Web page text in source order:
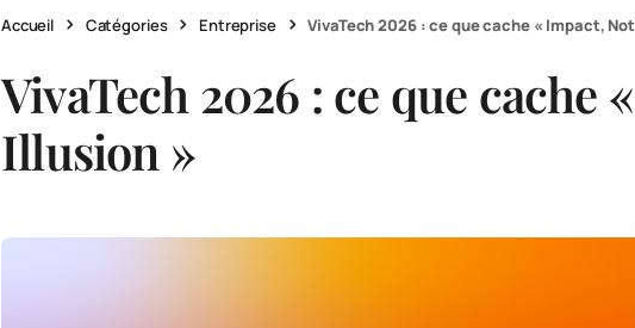
Accueil Catégories Entreprise VivaTech 2026 : ce que cache « Impact,
VivaTech 2026 : ce que cache
Illusion »